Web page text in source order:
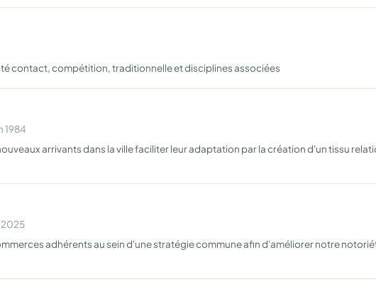
contact, compétition, traditionnelle et disciplines associées
1984
arrivants dans la ville faciliter leur adaptation par la création d'un tissu
2025
adhérents au sein d'une stratégie commune afin d'améliorer notre